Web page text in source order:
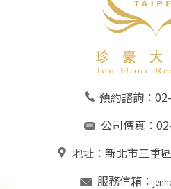
預約諮詢：
公司傳真：
地址： 新北市三重
服務信箱：